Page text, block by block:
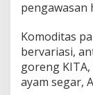
pengawasan
Komoditas
bervariasi,
goreng
ayam segar,